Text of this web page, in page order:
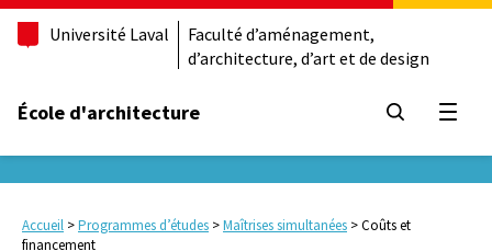
Université Laval
Faculté d’aménagement,
d’architecture, d’art et de design
École d'architecture
Accueil >Programmes d’études >Maîtrises simultanées >Coûts et
financement